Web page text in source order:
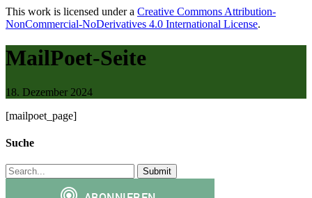
This work is licensed under a Creative Commons Attribution-
NonCommercial-NoDerivatives 4.0 International License.
MailPoet-Seite
18. Dezember 2024
[mailpoet_page]
Suche